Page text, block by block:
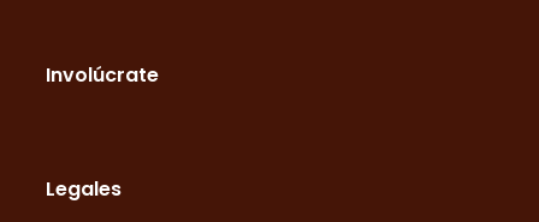
Involúcrate
Legales